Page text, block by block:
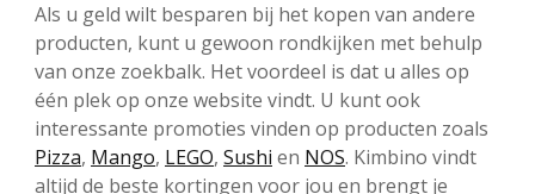
Als u geld wilt besparen bij het kopen van andere
producten, kunt u gewoon rondkijken met behulp
van onze zoekbalk. Het voordeel is dat u alles op
één plek op onze website vindt. U kunt ook
interessante promoties vinden op producten zoals
Pizza, Mango, LEGO, Sushi en NOS. Kimbino vindt
altijd de beste kortingen voor jou en brengt je